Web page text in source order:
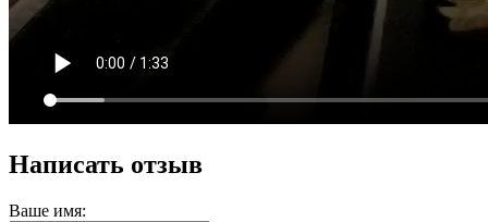
Написать отзыв
Ваше имя: